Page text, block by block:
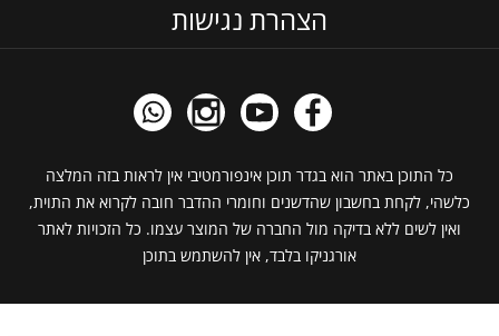
הצהרת נגישות
כל התוכן באתר הוא בגדר תוכן אינפורמטיבי אין לראות בזה המלצה
כלשהי, לקחת בחשבון שהדשנים וחומרי ההדבר חובה לקרוא את התוית,
ואין לשים ללא בדיקה מול החברה של המוצר עצמו. כל הזכויות לאתר
אורגניקו בלבד, אין להשתמש בתוכן